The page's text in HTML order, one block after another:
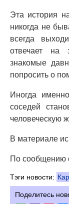
Эта история
никогда не
всегда
отвечает на
знакомые
попросить о
Иногда
соседей
человеческую
В материале
По сообщению
Тэги новости:
Поделитесь